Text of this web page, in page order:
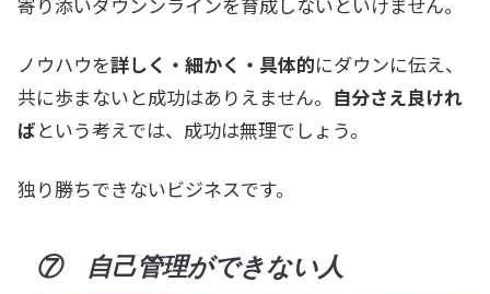
ノウハウを詳しく・細かく・具体的にダウンに伝え、
共に歩まないと成功はありえません。 自分さえ良けれ
ばという考えでは、成功は無理でしょう。
独り勝ちできないビジネスです。
⑦ 自己管理ができない人